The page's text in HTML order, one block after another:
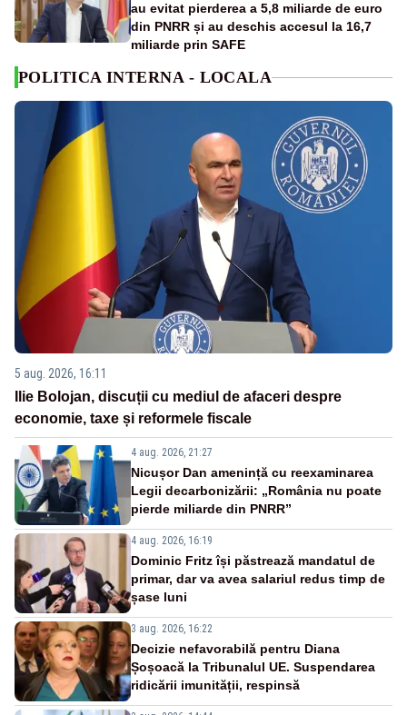
au evitat pierderea a 5,8 miliarde de euro
din PNRR și au deschis accesul la 16,7
miliarde prin SAFE
POLITICA INTERNA - LOCALA
5 aug. 2026, 16:11
Ilie Bolojan, discuții cu mediul de afaceri despre
economie, taxe și reformele fiscale
4 aug. 2026, 21:27
Nicușor Dan amenință cu reexaminarea
Legii decarbonizării: „România nu poate
pierde miliarde din PNRR”
4 aug. 2026, 16:19
Dominic Fritz își păstrează mandatul de
primar, dar va avea salariul redus timp de
șase luni
3 aug. 2026, 16:22
Decizie nefavorabilă pentru Diana
Șoșoacă la Tribunalul UE. Suspendarea
ridicării imunității, respinsă